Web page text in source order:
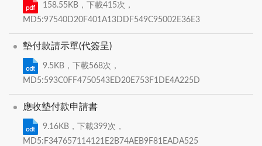
158.55KB，下載415次，
MD5:97540D20F401A13DDF549C95002E36E3
墊付款請示單(代簽呈)
9.5KB，下載568次，
MD5:593C0FF4750543ED20E753F1DE4A225D
應收墊付款申請書
9.16KB，下載399次，
MD5:F347657114121E2B74AEB9F81EADA525